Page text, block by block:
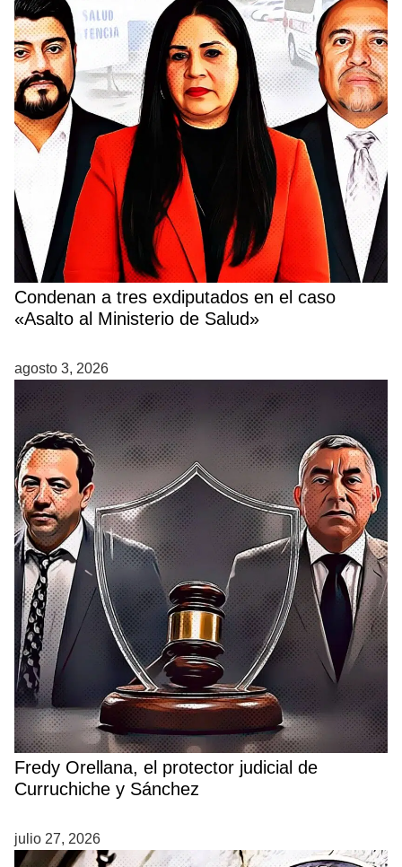
Condenan a tres exdiputados en el caso
«Asalto al Ministerio de Salud»
agosto 3, 2026
Fredy Orellana, el protector judicial de
Curruchiche y Sánchez
julio 27, 2026